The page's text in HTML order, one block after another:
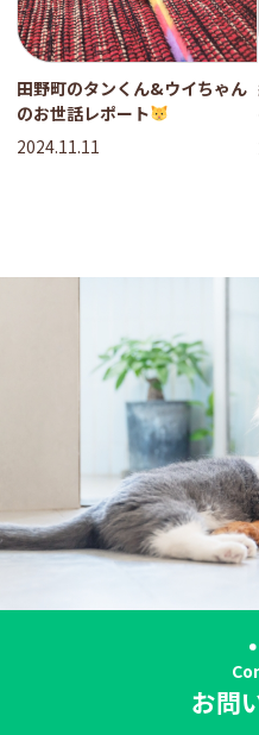
田野町のタンくん&ウイちゃん
のお世話レポート
2024.11.11
お問